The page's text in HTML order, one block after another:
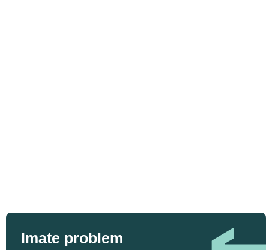
Imate problem